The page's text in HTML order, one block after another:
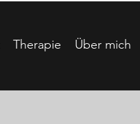
Therapie Über mich